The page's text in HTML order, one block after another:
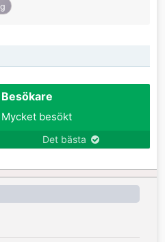
Besökare
Mycket besökt
Det bästa